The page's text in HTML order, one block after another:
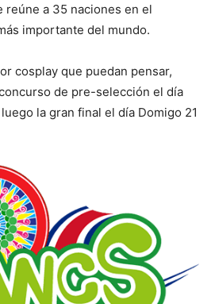
a 35 naciones en el
importante del mundo.
cosplay que puedan pensar,
de pre-selección el día
la gran final el día Domigo 21